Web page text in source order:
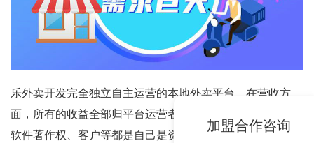
加盟合作咨询
乐外卖开发完全独立自主运营的本地外卖平台
，在营收方
面，所有的收益全部归平台运营者所有，以及logo、名称、
软件著作权、客户等都是自己是资源，更为重要的是，还可